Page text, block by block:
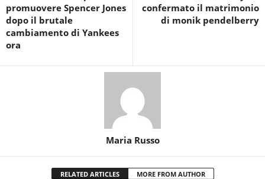
promuovere Spencer Jones
dopo il brutale
cambiamento di Yankees
ora
confermato il matrimonio
di monik pendelberry
Maria Russo
RELATED ARTICLES MORE FROM AUTHOR